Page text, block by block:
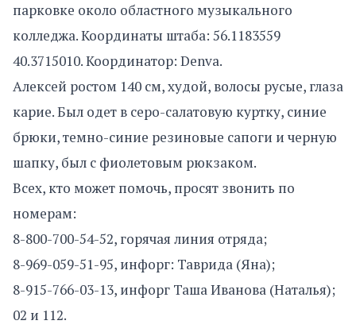
парковке около областного музыкального
колледжа. Координаты штаба: 56.1183559
40.3715010. Координатор: Denva.
Алексей ростом 140 см, худой, волосы русые, глаза
карие. Был одет в серо-салатовую куртку, синие
брюки, темно-синие резиновые сапоги и черную
шапку, был с фиолетовым рюкзаком.
Всех, кто может помочь, просят звонить по
номерам:
8-800-700-54-52, горячая линия отряда;
8-969-059-51-95, инфорг: Таврида (Яна);
8-915-766-03-13, инфорг Таша Иванова (Наталья);
02 и 112.